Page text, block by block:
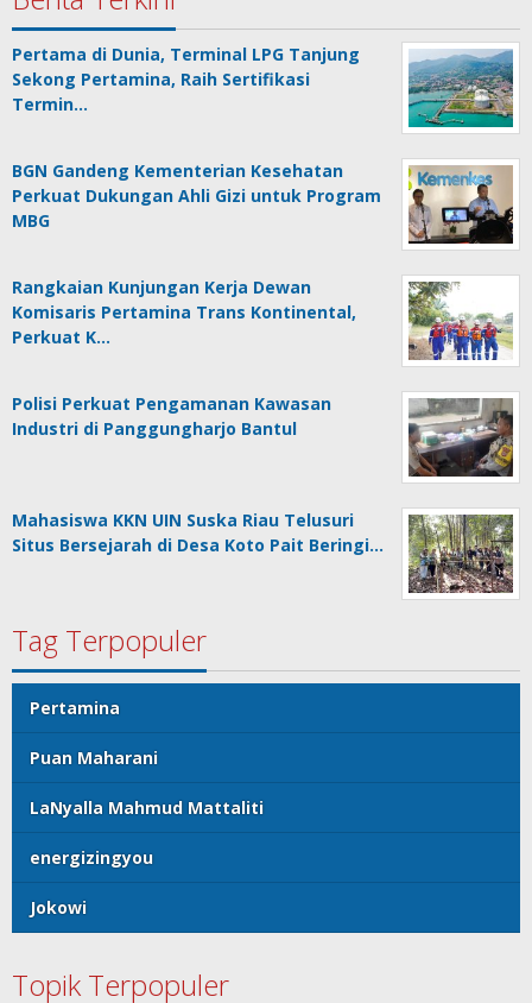
Pertama di Dunia, Terminal LPG Tanjung
Sekong Pertamina, Raih Sertifikasi
Termin…
BGN Gandeng Kementerian Kesehatan
Perkuat Dukungan Ahli Gizi untuk Program
MBG
Rangkaian Kunjungan Kerja Dewan
Komisaris Pertamina Trans Kontinental,
Perkuat K…
Polisi Perkuat Pengamanan Kawasan
Industri di Panggungharjo Bantul
Mahasiswa KKN UIN Suska Riau Telusuri
Situs Bersejarah di Desa Koto Pait Beringi…
Tag Terpopuler
Pertamina
Puan Maharani
LaNyalla Mahmud Mattaliti
energizingyou
Jokowi
Topik Terpopuler